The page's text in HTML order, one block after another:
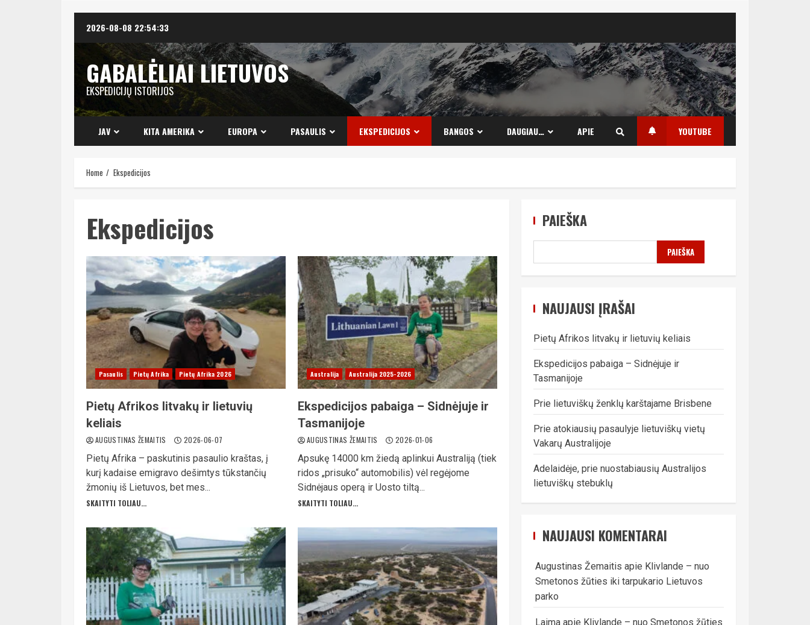
content
2026-08-08 22:54:34
GABALĖLIAI LIETUVOS
EKSPEDICIJŲ ISTORIJOS
JAV KITA AMERIKA EUROPA PASAULIS EKSPEDICIJOS BANGOS DAUGIAU… APIE YOUTUBE
Home Ekspedicijos
Ekspedicijos
Pasaulis Pietų Afrika Pietų Afrika 2026
Pietų Afrikos litvakų ir lietuvių
keliais
AUGUSTINAS ŽEMAITIS 2026-06-07
Pietų Afrika – paskutinis pasaulio kraštas, į
kurį kadaise emigravo dešimtys tūkstančių
žmonių iš Lietuvos, bet mes...
SKAITYTI TOLIAU...
Australija Australija 2025-2026
Ekspedicijos pabaiga – Sidnėjuje ir
Tasmanijoje
AUGUSTINAS ŽEMAITIS 2026-01-06
Apsukę 14000 km žiedą aplinkui Australiją (tiek
ridos „prisuko“ automobilis) vėl regėjome
Sidnėjaus operą ir Uosto tiltą...
SKAITYTI TOLIAU...
PAIEŠKA
PAIEŠKA
NAUJAUSI ĮRAŠAI
Pietų Afrikos litvakų ir lietuvių keliais
Ekspedicijos pabaiga – Sidnėjuje ir
Tasmanijoje
Prie lietuviškų ženklų karštajame Brisbene
Prie atokiausių pasaulyje lietuviškų vietų
Vakarų Australijoje
Adelaidėje, prie nuostabiausių Australijos
lietuviškų stebuklų
NAUJAUSI KOMENTARAI
Augustinas Žemaitis apie Klivlande – nuo
Smetonos žūties iki tarpukario Lietuvos
parko
Laimaapie Klivlande – nuo Smetonos žūties